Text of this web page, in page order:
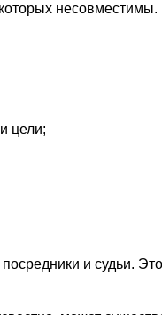
цели;
и судьи.